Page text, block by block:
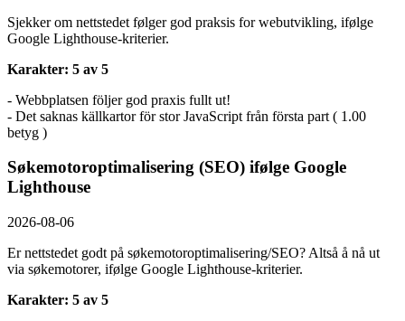
Sjekker om nettstedet følger god praksis for webutvikling, ifølge
Google Lighthouse-kriterier.
Karakter: 5 av 5
- Webbplatsen följer god praxis fullt ut!
- Det saknas källkartor för stor JavaScript från första part ( 1.00
betyg )
Søkemotoroptimalisering (SEO) ifølge Google
Lighthouse
2026-08-06
Er nettstedet godt på søkemotoroptimalisering/SEO? Altså å nå ut
via søkemotorer, ifølge Google Lighthouse-kriterier.
Karakter: 5 av 5